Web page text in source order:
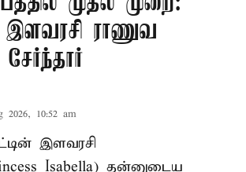
ராணுவ
2026, 10:52 am
இளவரசி
Isabella) தன்னுடைய